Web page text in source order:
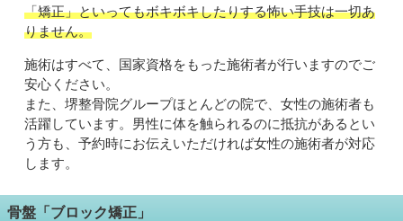
「矯正」といってもボキボキしたりする怖い手技は一切あ
りません。
施術はすべて、国家資格をもった施術者が行いますのでご
安心ください。
また、堺整骨院グループほとんどの院で、女性の施術者も
活躍しています。男性に体を触られるのに抵抗があるとい
う方も、予約時にお伝えいただければ女性の施術者が対応
します。
骨盤「ブロック矯正」